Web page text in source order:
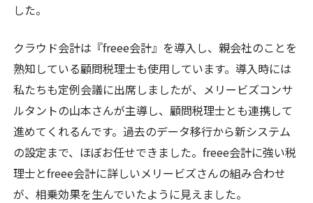
した。
クラウド会計は『freee会計』を導入し、親会社のことを
熟知している顧問税理士も使用しています。導入時には
私たちも定例会議に出席しましたが、メリービズコンサ
ルタントの山本さんが主導し、顧問税理士とも連携して
進めてくれるんです。過去のデータ移行から新システム
の設定まで、ほぼお任せできました。freee会計に強い税
理士とfreee会計に詳しいメリービズさんの組み合わせ
が、相乗効果を生んでいたように見えました。